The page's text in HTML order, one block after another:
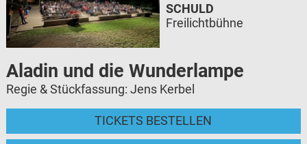
Aladin und die Wunderlampe
Regie & Stückfassung: Jens Kerbel
TICKETS BESTELLEN
SCHULD
Freilichtbühne